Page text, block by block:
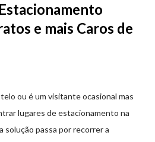
e mais Caros de
ou é um visitante ocasional mas
lugares de estacionamento na
solução passa por recorrer a